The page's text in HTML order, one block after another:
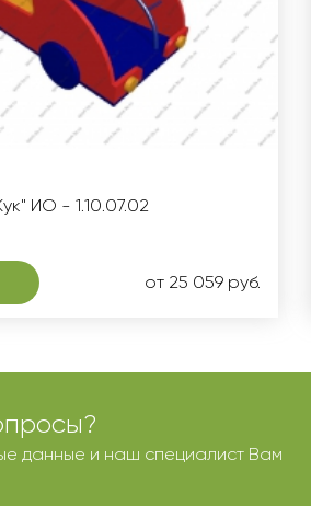
ИО - 1.10.07.02
от 25 059 руб.
данные и наш специалист Вам